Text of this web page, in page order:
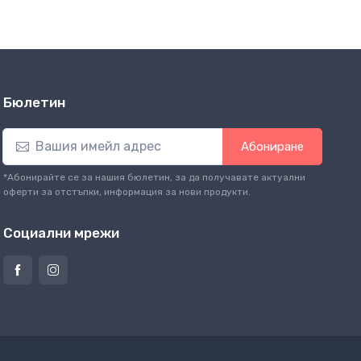
Бюлетин
Абониране
*Абонирайте се за нашия бюлетин, за да получавате актуални
оферти за отстъпки, информация за нови продукти.
Социални мрежи